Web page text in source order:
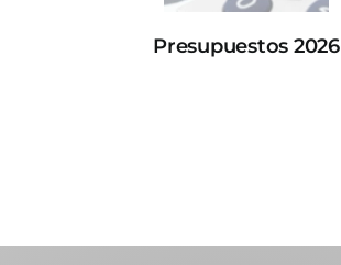
Presupuestos 2026